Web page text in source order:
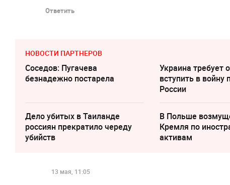
Ответить
НОВОСТИ ПАРТНЕРОВ
Соседов: Пугачева
безнадежно постарела
Украина требует
вступить в войну
России
Дело убитых в Таиланде
россиян прекратило череду
убийств
В Польше
Кремля по
активам
13 мая, 11:05